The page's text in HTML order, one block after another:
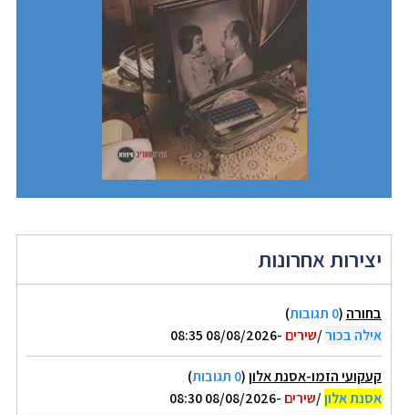
יצירות אחרונות
בחורה (0 תגובות
)
אילה בכור/שירים -08/08/2026 08:35
קעקועי הזמו-אסנת אלון(0 תגובות
)
אסנת אלון/שירים -08/08/2026 08:30